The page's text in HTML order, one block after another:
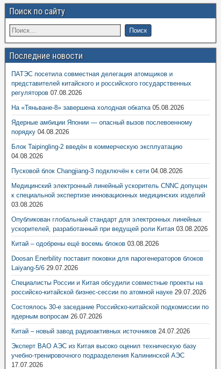
Поиск по сайту
Последние новости
ПАТЭС посетила совместная делегация атомщиков и
представителей китайского и российского государственных
регуляторов 07.08.2026
На «Тяньване-8» завершена холодная обкатка 05.08.2026
Ядерные амбиции Японии — опасный вызов послевоенному
порядку 04.08.2026
Блок Taipingling-2 введён в коммерческую эксплуатацию
04.08.2026
Пусковой блок Changjiang-3 подключён к сети 04.08.2026
Медицинский электронный линейный ускоритель CNNC допущен
к специальной экспертизе инновационных медицинских изделий
03.08.2026
Опубликован глобальный стандарт для электронных линейных
ускорителей, разработанный при ведущей роли Китая 03.08.2026
Китай – одобрены ещё восемь блоков 03.08.2026
Doosan Enerbility поставит поковки для парогенераторов блоков
Laiyang-5/6 29.07.2026
Специалисты России и Китая обсудили совместные проекты на
российско-китайской бизнес-сессии по атомной науке 29.07.2026
Состоялось 30-е заседание Российско-китайской подкомиссии по
ядерным вопросам 26.07.2026
Китай – новый завод радиоактивных источников 24.07.2026
Эксперт ВАО АЭС из Китая высоко оценил техническую базу
учебно-тренировочного подразделения Калининской АЭС
17.07.2026